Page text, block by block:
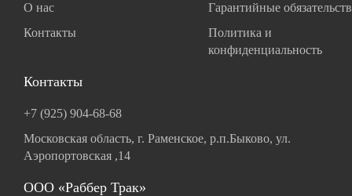
О нас
Контакты
Гарантийные
Политика и
конфиденциальность
Контакты
+7 (925) 904-68-68
Московская область, г. Раменское, р.п.Быково, ул.
Аэропортовская ,14
ООО «Раббер Трак»